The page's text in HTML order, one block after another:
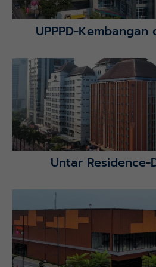
UPPPD-
Lihat Detail Proyek
Untar Residence-
Lihat Detail Proyek